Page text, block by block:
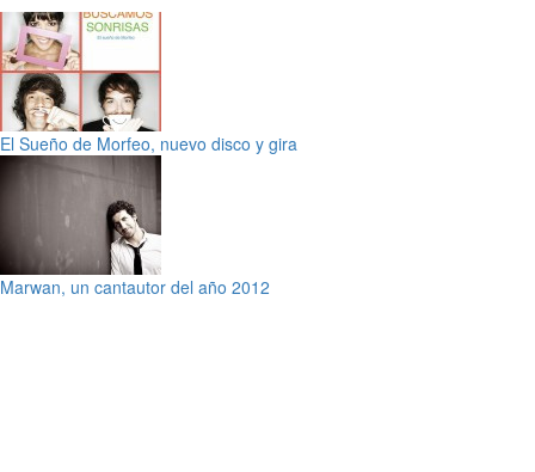
El Sueño de Morfeo, nuevo disco y gira
Marwan, un cantautor del año 2012